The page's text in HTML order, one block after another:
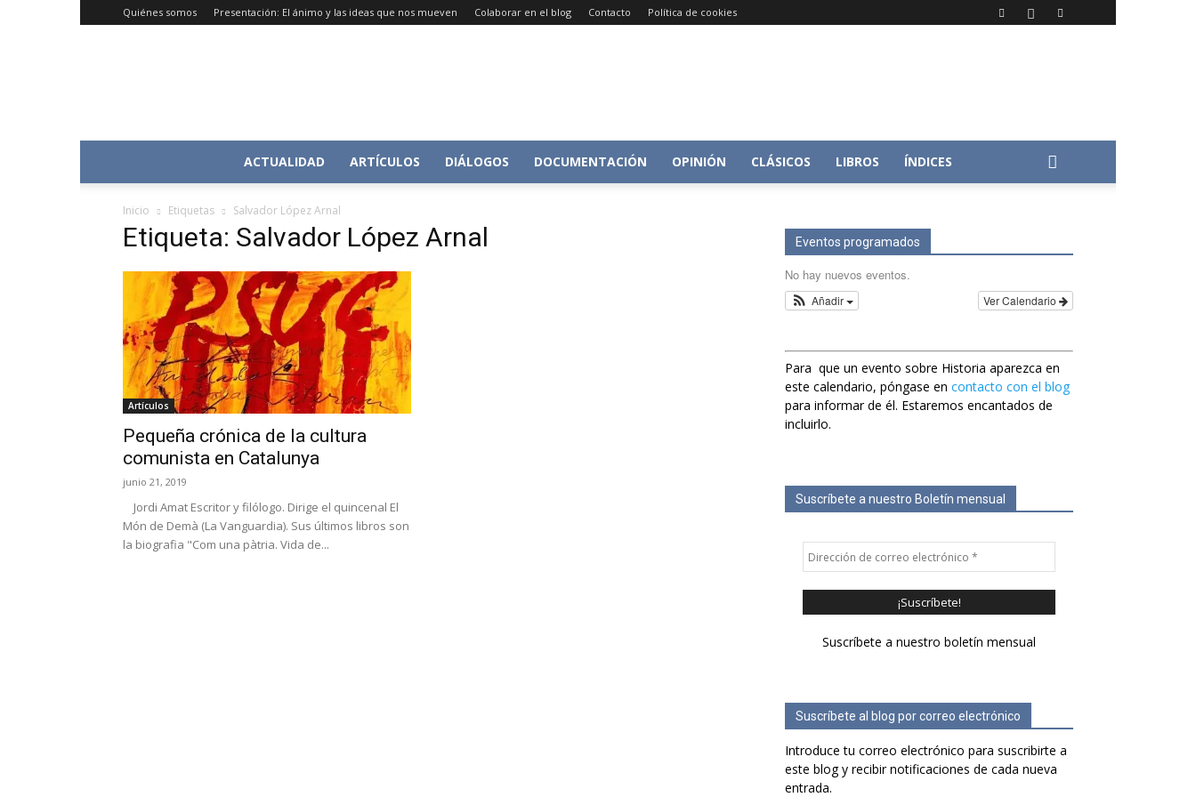
Quiénes somos Presentación: El ánimo y las ideas que nos mueven Colaborar en el blog Contacto Política de cookies
Conversacion
ACTUALIDAD ARTÍCULOS DIÁLOGOS DOCUMENTACIÓN OPINIÓN CLÁSICOS LIBROS ÍNDICES
Inicio Etiquetas Salvador López Arnal
Etiqueta: Salvador López Arnal
Artículos
Pequeña crónica de la cultura
comunista en Catalunya
junio 21, 2019
Jordi Amat Escritor y filólogo. Dirige el quincenal El
Món de Demà (La Vanguardia). Sus últimos libros son
la biografia "Com una pàtria. Vida de...
Eventos programados
No hay nuevos eventos.
Ver Calendario
Añadir
Para que un evento sobre Historia aparezca en
este calendario, póngase en contacto con el blog
para informar de él. Estaremos encantados de
incluirlo.
Suscríbete a nuestro Boletín mensual
Suscríbete a nuestro boletín mensual
Suscríbete al blog por correo electrónico
Introduce tu correo electrónico para suscribirte a
este blog y recibir notificaciones de cada nueva
entrada.